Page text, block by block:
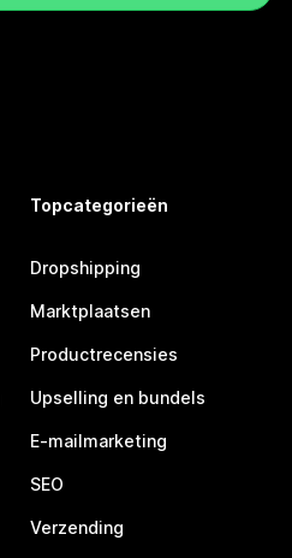
Topcategorieën
Dropshipping
Marktplaatsen
Productrecensies
Upselling en bundels
E-mailmarketing
SEO
Verzending